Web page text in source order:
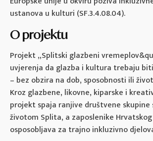
ustanova u kulturi (SF.3.4.08.04).
O projektu
Projekt „Splitski glazbeni
uvjerenja da glazba i kultura trebaju
– bez obzira na dob, sposobnosti ili
Kroz glazbene, likovne, kiparske i
projekt spaja ranjive društvene
životom Splita, a zaposlenike
osposobljava za trajno inkluzivno